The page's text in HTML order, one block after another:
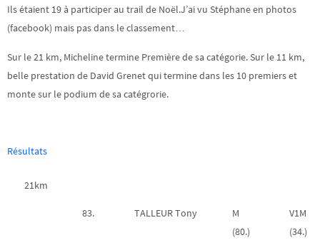
Ils étaient 19 à participer au trail de Noël.J’ai vu Stéphane en photos
(facebook) mais pas dans le classement…
Sur le 21 km, Micheline termine Première de sa catégorie. Sur le 11 km,
belle prestation de David Grenet qui termine dans les 10 premiers et
monte sur le podium de sa catégrorie.
Résultats
21km
83. TALLEUR Tony
M
(80.)
V1M
(34.)